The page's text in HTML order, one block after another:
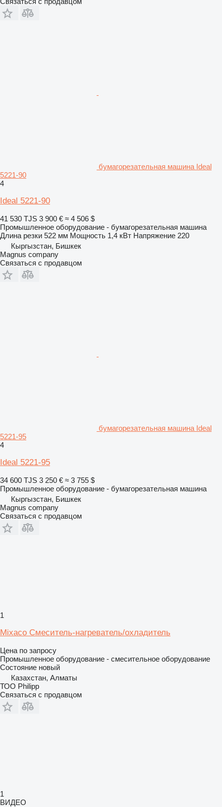
бумагорезательная машина Ideal
5221-90
4
Ideal 5221-90
41 530 TJS 3 900 € ≈ 4 506 $
Промышленное оборудование - бумагорезательная машина
Длина резки 522 мм Мощность 1,4 кВт Напряжение 220
Кыргызстан, Бишкек
Magnus company
Связаться с продавцом
бумагорезательная машина Ideal
5221-95
4
Ideal 5221-95
34 600 TJS 3 250 € ≈ 3 755 $
Промышленное оборудование - бумагорезательная машина
Кыргызстан, Бишкек
Magnus company
Связаться с продавцом
1
Mixaco Смеситель-нагреватель/охладитель
Цена по запросу
Промышленное оборудование - смесительное оборудование
Состояние новый
Казахстан, Алматы
ТОО Philipp
Связаться с продавцом
1
ВИДЕО